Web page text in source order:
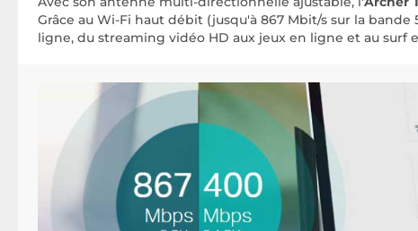
Grâce au Wi-Fi haut débit (jusqu'à 867 Mbit/s sur la
ligne, du streaming vidéo HD aux jeux en ligne et au surf